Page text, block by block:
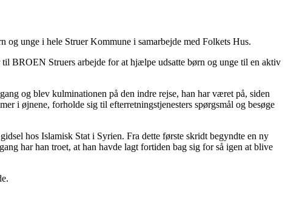
unge i hele Struer Kommune i samarbejde med Folkets Hus.
BROEN Struers arbejde for at hjælpe udsatte børn og unge til en aktiv
og blev kulminationen på den indre rejse, han har været på, siden
i øjnene, forholde sig til efterretningstjenesters spørgsmål og besøge
hos Islamisk Stat i Syrien. Fra dette første skridt begyndte en ny
har han troet, at han havde lagt fortiden bag sig for så igen at blive